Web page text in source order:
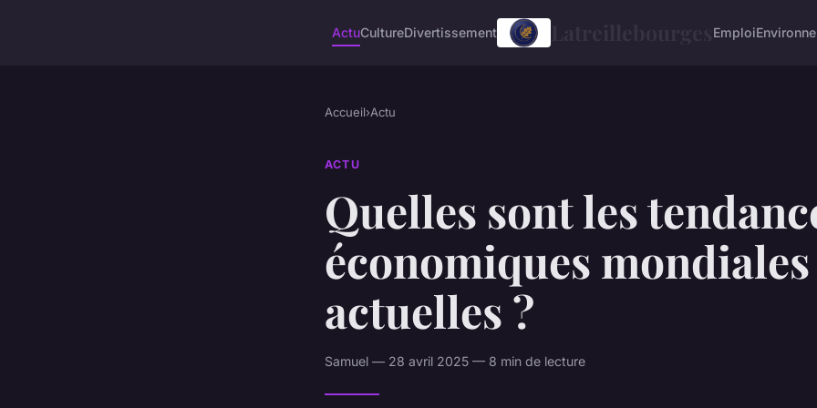
ActuCultureDivertissement Emploi
Accueil›Actu
ACTU
Quelles sont les
économiques mondiales
actuelles ?
Samuel — 28 avril 2025 — 8 min de lecture